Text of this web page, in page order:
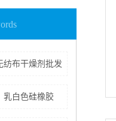
纺布干燥剂批发
乳白色硅橡胶